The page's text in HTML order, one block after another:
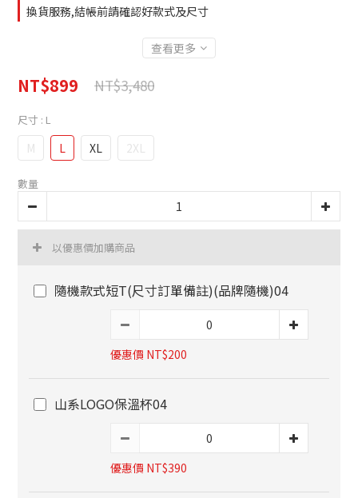
換貨服務,結帳前請確認好款式及尺寸
查看更多
NT$899 NT$3,480
尺寸 : L
M L XL 2XL
數量
以優惠價加購商品
隨機款式短T(尺寸訂單備註)(品牌隨機)04
優惠價 NT$200
山系LOGO保溫杯04
優惠價 NT$390